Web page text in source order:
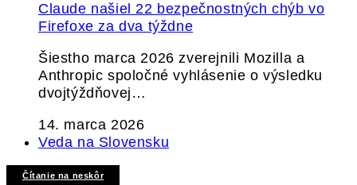
Claude našiel 22 bezpečnostných chýb vo
Firefoxe za dva týždne
Šiestho marca 2026 zverejnili Mozilla a
Anthropic spoločné vyhlásenie o výsledku
dvojtýždňovej…
14. marca 2026
Veda na Slovensku
Čítanie na neskôr